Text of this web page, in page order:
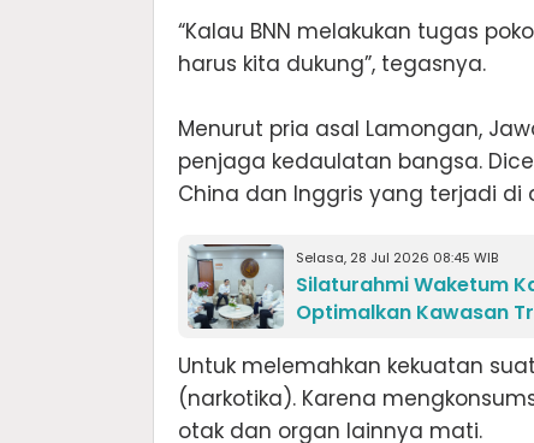
“Kalau BNN melakukan tugas
harus kita dukung”, tegasnya.
Menurut pria asal Lamongan,
penjaga kedaulatan bangsa.
China dan Inggris yang terjadi di
Selasa, 28 Jul 2026 08:45 WIB
Silaturahmi Waketum
Optimalkan Kawasan
Untuk melemahkan kekuatan
(narkotika). Karena
otak dan organ lainnya mati.